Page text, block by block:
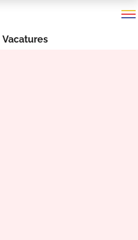
Vacatures